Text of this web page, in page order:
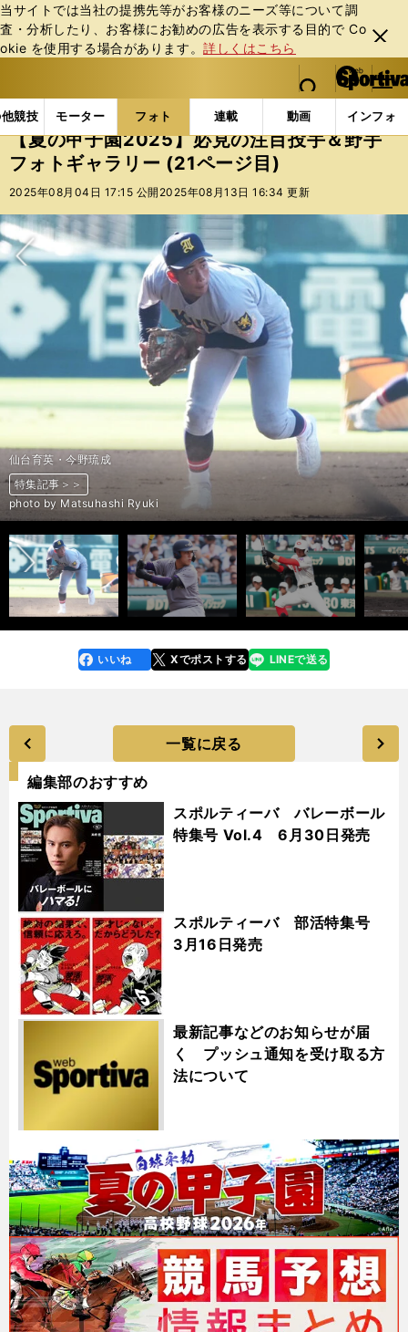
当サイトでは当社の提携先等がお客様のニーズ等について調
査・分析したり、お客様にお勧めの広告を表⽰する⽬的で Co
okie を使⽤する場合があります。詳しくはこちら
閉じ
る
web Sportiva (webスポルティーバ)
検索
マイペ
ー
ジ
メニュ
競技 モーター フォト 連載 動画 インフォ
b
ス
ポ
ル
ー
バ
フォトギャラリー コラムフォト 【夏の甲子園2025
【夏の甲子園2025】必見の注目投手＆野手
フォトギャラリー (21ページ目)
2025年08月04日 17:15 公開 2025年08月13日 16:34 更新
次へ
特集記事＞＞
photo by Ohtomo Yoshiyuki
特集記事＞＞
photo by Sankei Visual
特集記事＞＞
photo by Koike Yoshihiro
特集記事＞＞
photo by Ohtomo Yoshiyuki
特集記事＞＞
photo by Kikuchi Takahiro
特集記事＞＞
photo by Sankei Visual
特集記事＞＞
photo by Ohtomo Yoshiyuki
特集記事＞＞
photo by Nikkan sports
特集記事＞＞
photo by Matsuhashi Ryuki
特集記事＞＞
photo by Sankei Visual
特集記事＞＞
photo by Sankei Visual
特集記事＞＞
photo by Koike Yoshihiro
特集記事＞＞
photo by Ohtomo Yoshiyuki
特集記事＞＞
photo by Sankei Visual
特集記事＞＞
photo by Sankei Visual
特集記事＞＞
photo by Sankei Visual
特集記事＞＞
photo by Matsuhashi Ryuki
特集記事＞＞
photo by Ohtomo Yoshiyuki
特集記事＞＞
photo by Sankei Visual
特集記事＞＞
photo by Sankei Visual
仙台育英・今野琉成
特集記事＞＞
photo by Matsuhashi Ryuki
特集記事＞＞
photo by Ohtomo Yoshiyuki
特集記事＞＞
photo by Matsuhashi Ryuki
特集記事＞＞
photo by Matsuhashi Ryuki
特集記事＞＞
photo by Ohtomo Yoshiyuki
特集記事＞＞
photo by Matsuhashi Ryuki
特集記事＞＞
photo by Ohtomo Yoshiyuki
前へ
faceboo
k
いいね Xでポストする
line LINEで送る
一覧に戻る
編集部のおすすめ
スポルティーバ バレーボール
特集号 Vol.4 6月30日発売
スポルティーバ 部活特集号
3月16日発売
最新記事などのお知らせが届
く プッシュ通知を受け取る方
法について